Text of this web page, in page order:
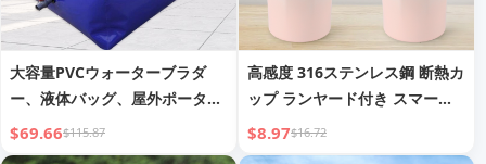
大容量PVCウォーターブラダ
ー、液体バッグ、屋外ポータブ
ル折りたたみ式農業用水貯蔵バ
ッグ、下水収集バッグ、耐旱火
$69.66$115.87
高感度 316ステンレス鋼 断熱カ
ップ ランヤード付き スマート
温度表示 コーヒーカップ 車載
ポータブル 学生用ウォーターカ
$8.97$16.72